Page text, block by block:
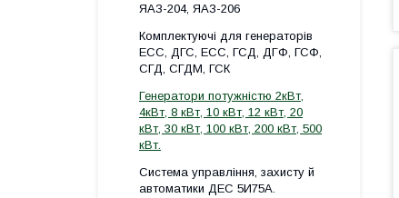
ЯАЗ-204, ЯАЗ-206
Комплектуючі для генераторів
ECC, ДГС, ECC, ГСД, ДГФ, ГСФ,
СГД, СГДМ, ГСК
Генератори потужністю 2кВт,
4кВт, 8 кВт, 10 кВт, 12 кВт, 20
кВт, 30 кВт, 100 кВт, 200 кВт, 500
кВт.
Система управління, захисту й
автоматики ДЕС 5И75А.